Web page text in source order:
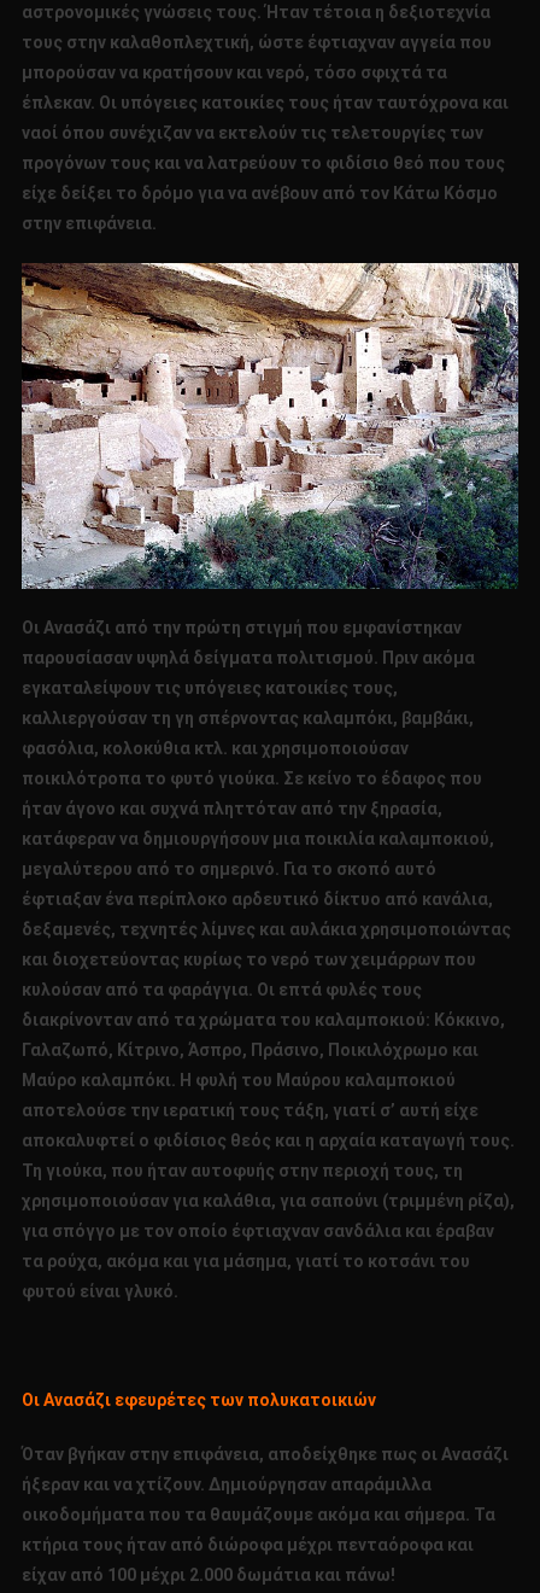
αστρονομικές γνώσεις τους. Ήταν τέτοια η δεξιοτεχνία
τους στην καλαθοπλεχτική, ώστε έφτιαχναν αγγεία που
μπορούσαν να κρατήσουν και νερό, τόσο σφιχτά τα
έπλεκαν. Οι υπόγειες κατοικίες τους ήταν ταυτόχρονα και
ναοί όπου συνέχιζαν να εκτελούν τις τελετουργίες των
προγόνων τους και να λατρεύουν το φιδίσιο θεό που τους
είχε δείξει το δρόμο για να ανέβουν από τον Κάτω Κόσμο
στην επιφάνεια.
Οι Ανασάζι από την πρώτη στιγμή που εμφανίστηκαν
παρουσίασαν υψηλά δείγματα πολιτισμού. Πριν ακόμα
εγκαταλείψουν τις υπόγειες κατοικίες τους,
καλλιεργούσαν τη γη σπέρνοντας καλαμπόκι, βαμβάκι,
φασόλια, κολοκύθια κτλ. και χρησιμοποιούσαν
ποικιλότροπα το φυτό γιούκα. Σε κείνο το έδαφος που
ήταν άγονο και συχνά πληττόταν από την ξηρασία,
κατάφεραν να δημιουργήσουν μια ποικιλία καλαμποκιού,
μεγαλύτερου από το σημερινό. Για το σκοπό αυτό
έφτιαξαν ένα περίπλοκο αρδευτικό δίκτυο από κανάλια,
δεξαμενές, τεχνητές λίμνες και αυλάκια χρησιμοποιώντας
και διοχετεύοντας κυρίως το νερό των χειμάρρων που
κυλούσαν από τα φαράγγια. Οι επτά φυλές τους
διακρίνονταν από τα χρώματα του καλαμποκιού: Κόκκινο,
Γαλαζωπό, Κίτρινο, Άσπρο, Πράσινο, Ποικιλόχρωμο και
Μαύρο καλαμπόκι. Η φυλή του Μαύρου καλαμποκιού
αποτελούσε την ιερατική τους τάξη, γιατί σ’ αυτή είχε
αποκαλυφτεί ο φιδίσιος θεός και η αρχαία καταγωγή τους.
Τη γιούκα, που ήταν αυτοφυής στην περιοχή τους, τη
χρησιμοποιούσαν για καλάθια, για σαπούνι (τριμμένη ρίζα),
για σπόγγο με τον οποίο έφτιαχναν σανδάλια και έραβαν
τα ρούχα, ακόμα και για μάσημα, γιατί το κοτσάνι του
φυτού είναι γλυκό.
Οι Ανασάζι εφευρέτες των πολυκατοικιών
Όταν βγήκαν στην επιφάνεια, αποδείχθηκε πως οι Ανασάζι
ήξεραν και να χτίζουν. Δημιούργησαν απαράμιλλα
οικοδομήματα που τα θαυμάζουμε ακόμα και σήμερα. Τα
κτήρια τους ήταν από διώροφα μέχρι πενταόροφα και
είχαν από 100 μέχρι 2.000 δωμάτια και πάνω!